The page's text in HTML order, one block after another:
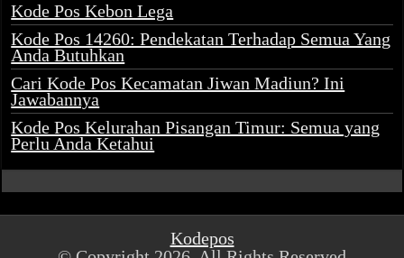
Kode Pos Kebon Lega
Kode Pos 14260: Pendekatan Terhadap Semua Yang
Anda Butuhkan
Cari Kode Pos Kecamatan Jiwan Madiun? Ini
Jawabannya
Kode Pos Kelurahan Pisangan Timur: Semua yang
Perlu Anda Ketahui
Kodepos